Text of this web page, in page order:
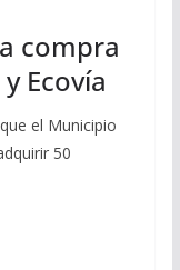
compra
Ecovía
el Municipio
50